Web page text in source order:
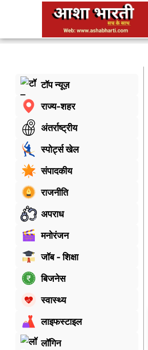
टॉप न्यूज़
राज्य-शहर
अंतर्राष्ट्रीय
स्पोर्ट्स खेल
संपादकीय
राजनीति
अपराध
मनोरंजन
जॉब - शिक्षा
बिजनेस
स्वास्थ्य
लाइफस्टाइल
लॉगिन